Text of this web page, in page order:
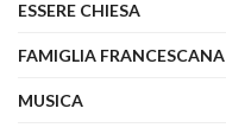
ESSERE CHIESA
FAMIGLIA FRANCESCANA
MUSICA